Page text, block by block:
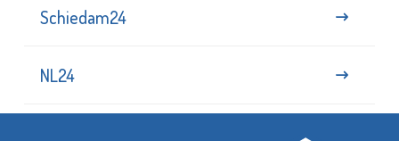
Schiedam24
NL24